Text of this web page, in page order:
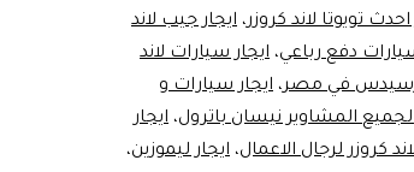
احدث تويوتا لاند كروزر، ايجار جيب لاند
دفع رباعي، ايجار سيارات لاند
في مصر، ايجار سيارات و
لجميع المشاوير نيسان باترول، ايجار
كروزر لرجال الاعمال، ايجار ليموزين،